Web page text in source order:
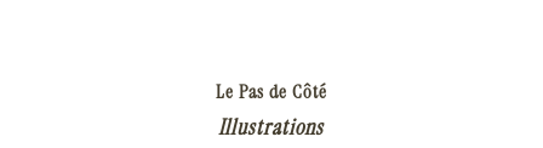
Le Pas de Côté
Illustrations